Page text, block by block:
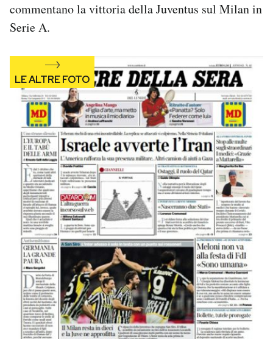
commentano la vittoria della Juventus sul Milan in
Serie A.